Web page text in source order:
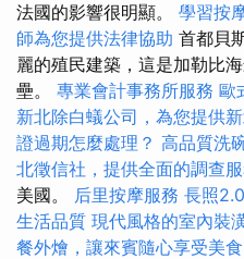
法國的影響很明顯。 學習按
師為您提供法律協助 首都貝
麗的殖民建築，這是加勒比
壘。 專業會計事務所服務 歐
新北除白蟻公司，為您提供
證過期怎麼處理？ 高品質洗
北徵信社，提供全面的調查
美國。 后里按摩服務 長照
生活品質 現代風格的室內裝
餐外燴，讓來賓隨心享受美食